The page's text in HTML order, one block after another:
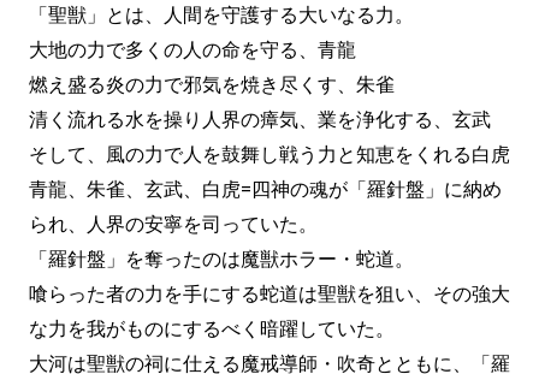
「聖獣」とは、人間を守護する大いなる力。
大地の力で多くの人の命を守る、青龍
燃え盛る炎の力で邪気を焼き尽くす、朱雀
清く流れる水を操り人界の瘴気、業を浄化する、玄武
そして、風の力で人を鼓舞し戦う力と知恵をくれる白虎
青龍、朱雀、玄武、白虎=四神の魂が「羅針盤」に納め
られ、人界の安寧を司っていた。
「羅針盤」を奪ったのは魔獣ホラー・蛇道。
喰らった者の力を手にする蛇道は聖獣を狙い、その強大
な力を我がものにするべく暗躍していた。
大河は聖獣の祠に仕える魔戒導師・吹奇とともに、「羅